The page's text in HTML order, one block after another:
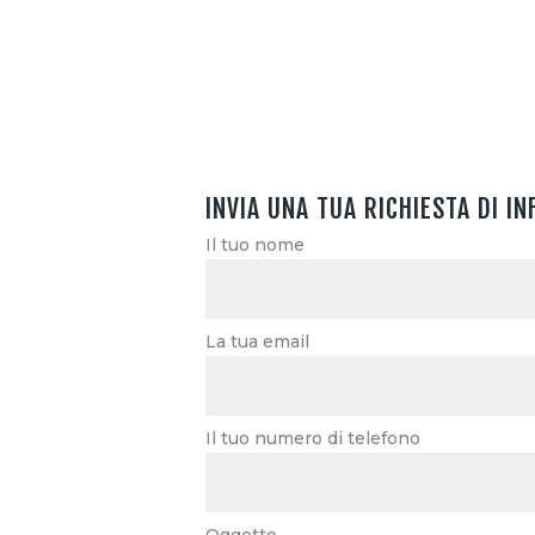
INVIA UNA TUA RICHIESTA DI
Il tuo nome
La tua email
Il tuo numero di telefono